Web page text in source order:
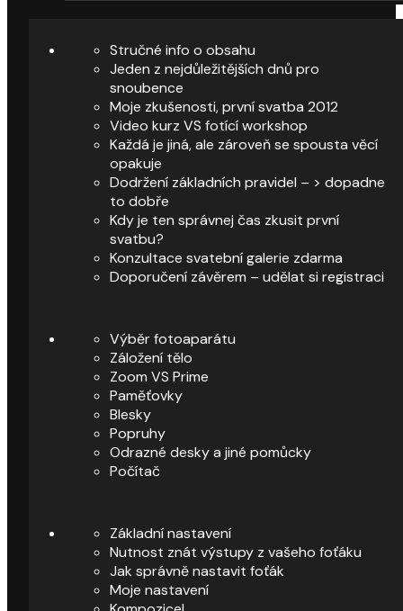
Stručné info o obsahu
Jeden z nejdůležitějších dnů pro
snoubence
Moje zkušenosti, první svatba 2012
Video kurz VS fotící workshop
Každá je jiná, ale zároveň se spousta věcí
opakuje
Dodržení základních pravidel – > dopadne
to dobře
Kdy je ten správnej čas zkusit první
svatbu?
Konzultace svatební galerie zdarma
Doporučení závěrem – udělat si registraci
Výběr fotoaparátu
Záložení tělo
Zoom VS Prime
Paměťovky
Blesky
Popruhy
Odrazné desky a jiné pomůcky
Počítač
Základní nastavení
Nutnost znát výstupy z vašeho foťáku
Jak správně nastavit foťák
Moje nastavení